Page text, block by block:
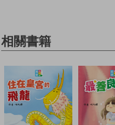
相關書籍